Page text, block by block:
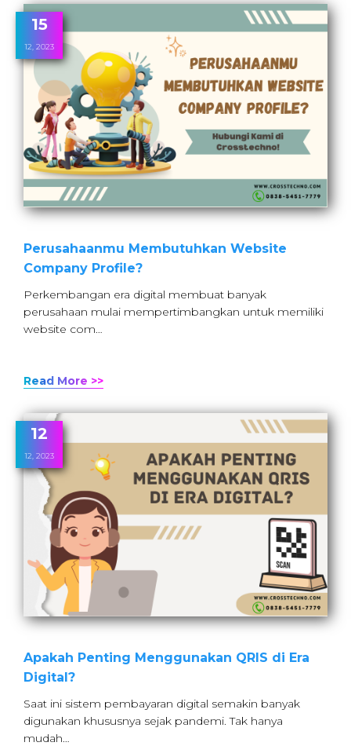
15
12, 2023
Perusahaanmu Membutuhkan Website
Company Profile?
Perkembangan era digital membuat banyak
perusahaan mulai mempertimbangkan untuk memiliki
website com…
Read More >>
12
12, 2023
Apakah Penting Menggunakan QRIS di Era
Digital?
Saat ini sistem pembayaran digital semakin banyak
digunakan khususnya sejak pandemi. Tak hanya
mudah…